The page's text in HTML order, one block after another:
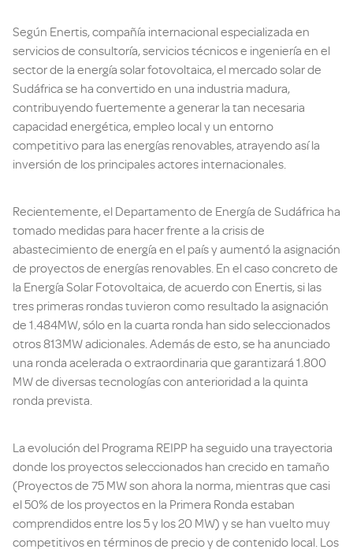
Según Enertis, compañía internacional especializada en
servicios de consultoría, servicios técnicos e ingeniería en el
sector de la energía solar fotovoltaica, el mercado solar de
Sudáfrica se ha convertido en una industria madura,
contribuyendo fuertemente a generar la tan necesaria
capacidad energética, empleo local y un entorno
competitivo para las energías renovables, atrayendo así la
inversión de los principales actores internacionales.
Recientemente, el Departamento de Energía de Sudáfrica ha
tomado medidas para hacer frente a la crisis de
abastecimiento de energía en el país y aumentó la asignación
de proyectos de energías renovables. En el caso concreto de
la Energía Solar Fotovoltaica, de acuerdo con Enertis, si las
tres primeras rondas tuvieron como resultado la asignación
de 1.484MW, sólo en la cuarta ronda han sido seleccionados
otros 813MW adicionales. Además de esto, se ha anunciado
una ronda acelerada o extraordinaria que garantizará 1.800
MW de diversas tecnologías con anterioridad a la quinta
ronda prevista.
La evolución del Programa REIPP ha seguido una trayectoria
donde los proyectos seleccionados han crecido en tamaño
(Proyectos de 75 MW son ahora la norma, mientras que casi
el 50% de los proyectos en la Primera Ronda estaban
comprendidos entre los 5 y los 20 MW) y se han vuelto muy
competitivos en términos de precio y de contenido local. Los